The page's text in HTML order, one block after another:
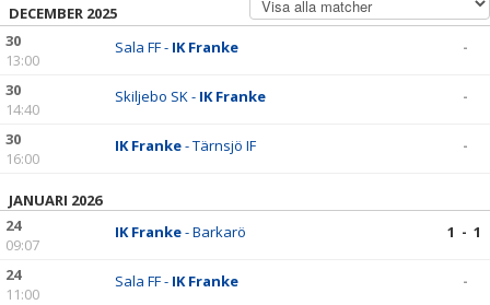
BILDGALLERI
DOKUMENT
KONTAKT
DECEMBER 2025
30
13:00
Sala FF - IK Franke -
30
14:40
Skiljebo SK - IK Franke -
30
16:00
IK Franke- Tärnsjö IF -
JANUARI 2026
24
09:07
IK Franke- Barkarö 1 - 1
24
11:00
Sala FF - IK Franke -